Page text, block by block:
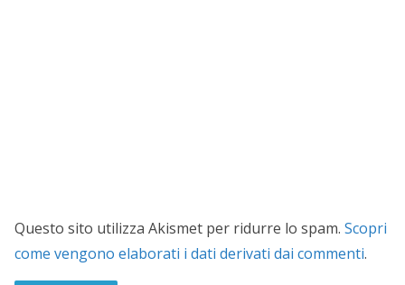
Questo sito utilizza Akismet per ridurre lo spam. Scopri
come vengono elaborati i dati derivati dai commenti.